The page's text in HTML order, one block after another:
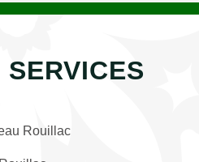
Rouillac